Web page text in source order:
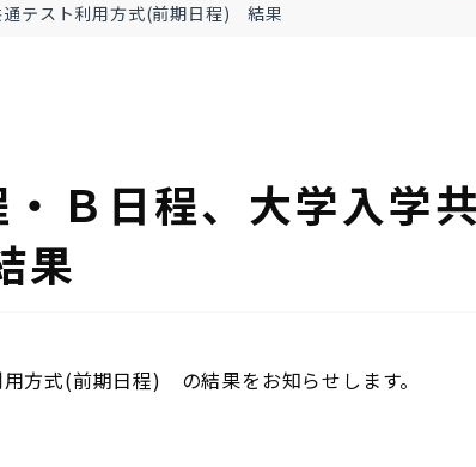
通テスト利用方式(前期日程) 結果
Ｂ日程、大学入学
果
方式(前期日程) の結果をお知らせします。